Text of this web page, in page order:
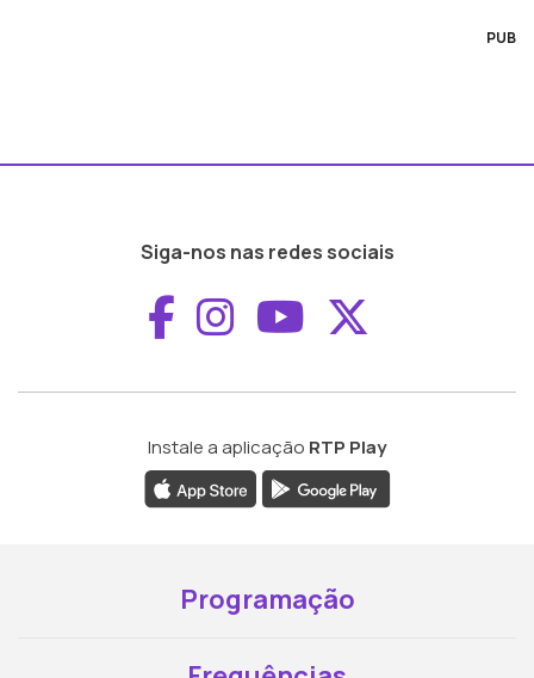
PUB
Siga-nos nas redes sociais
Aceder ao
Aceder ao
Aceder ao
Instale a aplicação RTP Play
Programação